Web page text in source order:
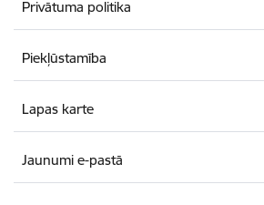
Privātuma politika
Piekļūstamība
Lapas karte
Jaunumi e-pastā